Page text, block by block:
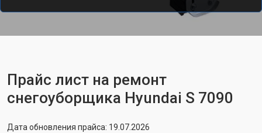
Прайс лист на ремонт
снегоуборщика Hyundai S 7090
Дата обновления прайса: 19.07.2026